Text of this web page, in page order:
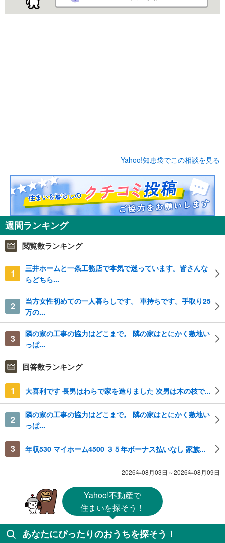
Yahoo!知恵袋でこの相談を見る
週間ランキング
閲覧数ランキング
1
三井ホームと一条工務店で本気で迷っています。皆さんな
らどちら...
2
当方女性初めての一人暮らしです。 車持ちです。手取り25
万の...
3
隣の家の工事の協力はどこまで。 隣の家はとにかく敷地い
っぱ...
回答数ランキング
1 大喜利です 長男はわらで家を造りました 次男は木の枝で...
2
隣の家の工事の協力はどこまで。 隣の家はとにかく敷地い
っぱ...
3 年収530 マイホーム4500 ３５年ボーナス払いなし 家族...
2026年08月03日～2026年08月09日
Yahoo!不動産で
住まいを探そう！
あなたにぴったりのおうちを探そう！